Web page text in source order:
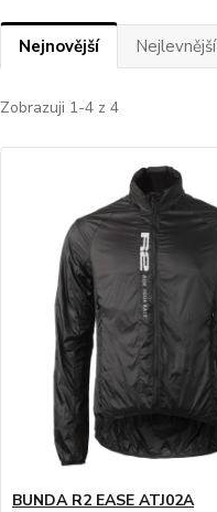
Nejnovější Nejlevnější
Zobrazuji 1-4 z 4
BUNDA R2 EASE ATJ02A